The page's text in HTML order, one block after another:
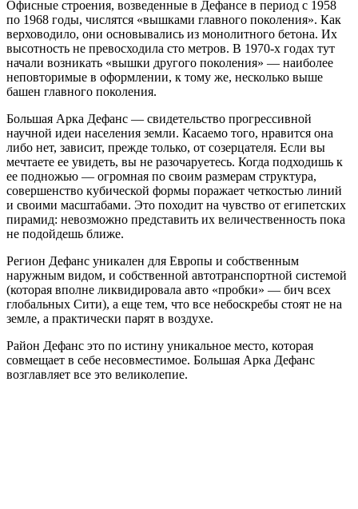
Офисные строения, возведенные в Дефансе в период с 1958
по 1968 годы, числятся «вышками главного поколения». Как
верховодило, они основывались из монолитного бетона. Их
высотность не превосходила сто метров. В 1970-х годах тут
начали возникать «вышки другого поколения» — наиболее
неповторимые в оформлении, к тому же, несколько выше
башен главного поколения.
Большая Арка Дефанс — свидетельство прогрессивной
научной идеи населения земли. Касаемо того, нравится она
либо нет, зависит, прежде только, от созерцателя. Если вы
мечтаете ее увидеть, вы не разочаруетесь. Когда подходишь к
ее подножью — огромная по своим размерам структура,
совершенство кубической формы поражает четкостью линий
и своими масштабами. Это походит на чувство от египетских
пирамид: невозможно представить их величественность пока
не подойдешь ближе.
Регион Дефанс уникален для Европы и собственным
наружным видом, и собственной автотранспортной системой
(которая вполне ликвидировала авто «пробки» — бич всех
глобальных Сити), а еще тем, что все небоскребы стоят не на
земле, а практически парят в воздухе.
Район Дефанс это по истину уникальное место, которая
совмещает в себе несовместимое. Большая Арка Дефанс
возглавляет все это великолепие.